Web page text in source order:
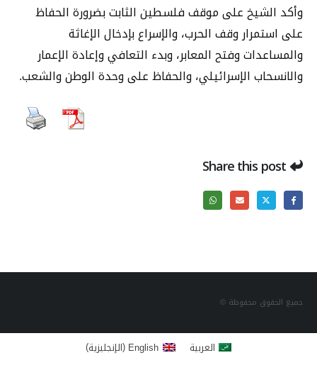
وأكد الشيخ على موقف فلسطين الثابت بضرورة الحفاظ
علىاستمرار وقف الحرب، والإسراع بإدخال الإغاثة
والمساعدات وفتح المعابر، وبدء التعافي وإعادة الإعمار
والانسحاب الإسرائيلي، والحفاظ على وحدة الوطن والشعب.
Share this post
جميع الحقوق محفوظة ©
العربية English
(الإنجليزية)